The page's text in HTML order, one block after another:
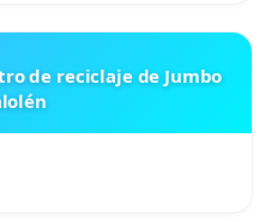
de reciclaje de Jumbo